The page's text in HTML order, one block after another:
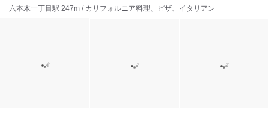
六本木一丁目駅 247m / カリフォルニア料理、ピザ、イタリアン